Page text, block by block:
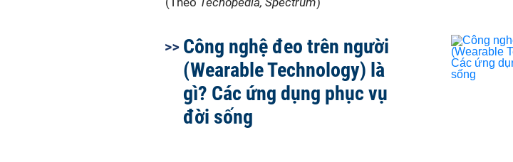
Công nghệ đeo trên người
(Wearable Technology) là
gì? Các ứng dụng phục vụ
đời sống